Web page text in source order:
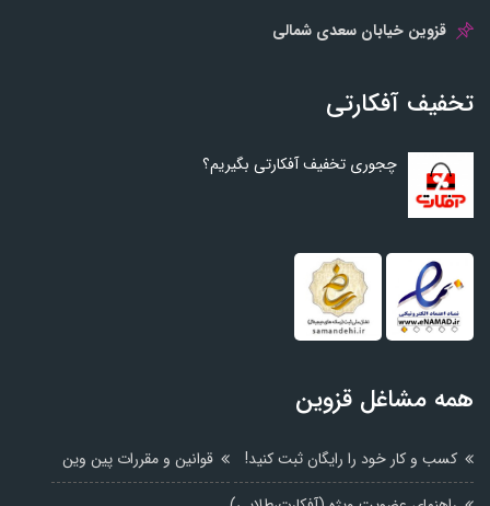
قزوین خیابان سعدی شمالی
تخفیف آفکارتی
چجوری تخفیف آفکارتی بگیریم؟
همه مشاغل قزوین
کسب و کار خود را رایگان ثبت کنید!
قوانین و مقررات پین وین